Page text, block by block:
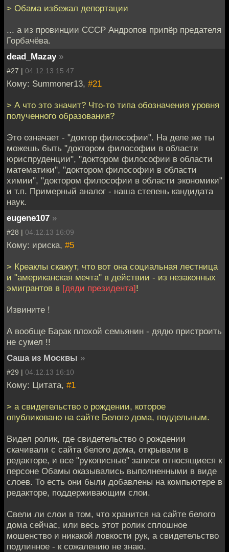
> Обама избежал депортации
... а из провинции СССР Андропов припёр предателя
Горбачёва.
dead_Mazay »
#27 | 04.12.13 15:47
Кому: Summoner13, #21
> А что это значит? Что-то типа обозначения уровня
полученного образования?
Это означает - "доктор философии". На деле же ты
можешь быть "доктором философии в области
юриспруденции", "доктором философии в области
математики", "доктором философии в области
химии", "доктором философии в области экономики"
и т.п. Примерный аналог - наша степень кандидата
наук.
eugene107 »
#28 | 04.12.13 16:09
Кому: ириска, #5
> Креаклы скажут, что вот она социальная лестница
и "американская мечта" в действии - из незаконных
эмигрантов в [дяди президента]!
Извините !
А вообще Барак плохой семьянин - дядю пристроить
не сумел !!
Саша из Москвы »
#29 | 04.12.13 16:10
Кому: Цитата, #1
> а свидетельство о рождении, которое
опубликовано на сайте Белого дома, поддельным.
Видел ролик, где свидетельство о рождении
скачивали с сайта белого дома, открывали в
редакторе, и все "рукописные" записи относящиеся к
персоне Обамы оказывались выполненными в виде
слоев. То есть они были добавлены на компьютере в
редакторе, поддерживающим слои.
Свели ли слои в том, что хранится на сайте белого
дома сейчас, или весь этот ролик сплошное
мошенство и никакой ловкости рук, а свидетельство
подлинное - к сожалению не знаю.